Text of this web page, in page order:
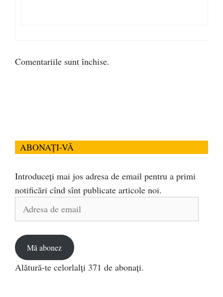
Comentariile sunt închise.
ABONAȚI-VĂ
Introduceți mai jos adresa de email pentru a primi
notificări cînd sînt publicate articole noi.
Adresa
Mă abonez
Alătură-te celorlalți 371 de abonați.